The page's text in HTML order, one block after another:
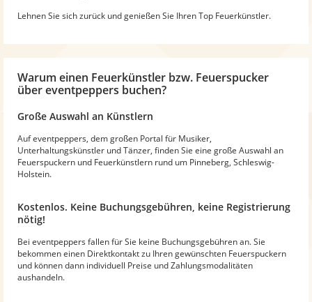
Lehnen Sie sich zurück und genießen Sie Ihren Top Feuerkünstler.
Warum einen Feuerkünstler bzw. Feuerspucker
über eventpeppers buchen?
Große Auswahl an Künstlern
Auf eventpeppers, dem großen Portal für Musiker,
Unterhaltungskünstler und Tänzer, finden Sie eine große Auswahl an
Feuerspuckern und Feuerkünstlern rund um Pinneberg, Schleswig-
Holstein.
Kostenlos. Keine Buchungsgebühren, keine Registrierung
nötig!
Bei eventpeppers fallen für Sie keine Buchungsgebühren an. Sie
bekommen einen Direktkontakt zu Ihren gewünschten Feuerspuckern
und können dann individuell Preise und Zahlungsmodalitäten
aushandeln.